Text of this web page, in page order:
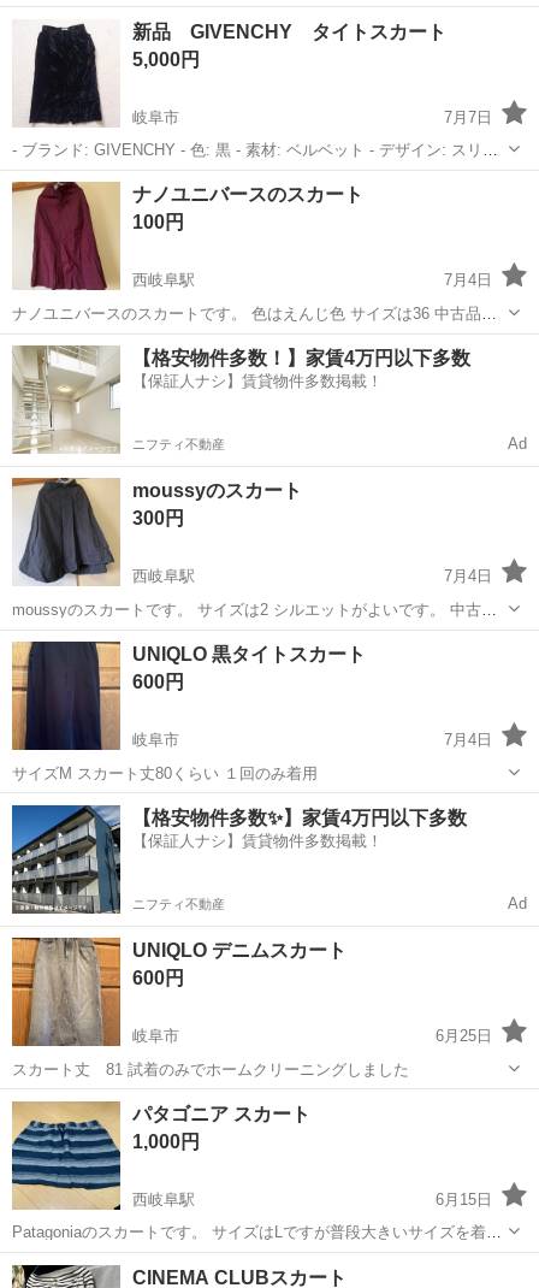
色んな種類の部品を製造している工場です。 お仕事内容は梱包と運搬
作業です。 ・梱包では製品を紙やプラスチックで包んだり、箱に詰め
たりする作業をします。 ・運...
岐阜市 その他
新品 GIVENCHY タイトスカート
5,000円
岐阜市
7月7日
- ブランド: GIVENCHY - 色: 黒 - 素材: ベルベット - デザイン: スリッ
ト入り - スタイル: タイトスカート -ポケット 両側あり
岐阜 岐阜市
ナノユニバースのスカート
100円
西岐阜駅
7月4日
ナノユニバースのスカートです。 色はえんじ色 サイズは36 中古品で
すが まだまだ着れます よろしくお願いします。
岐阜 岐阜市 西岐阜駅 スカート えんじ色
【格安物件多数！】家賃4万円以下多数
【保証人ナシ】賃貸物件多数掲載！
ニフティ不動産 Ad
moussyのスカート
300円
西岐阜駅
7月4日
moussyのスカートです。 サイズは2 シルエットがよいです。 中古品
ですが まだまだ着れます よろしくお願いします。
岐阜 岐阜市 西岐阜駅 スカート
UNIQLO 黒タイトスカート
600円
岐阜市
7月4日
サイズM スカート丈80くらい １回のみ着用
岐阜 岐阜市 スカート タイトスカート
【格安物件多数✨】家賃4万円以下多数
【保証人ナシ】賃貸物件多数掲載！
ニフティ不動産 Ad
UNIQLO デニムスカート
600円
岐阜市
6月25日
スカート丈 81 試着のみでホームクリーニングしました
岐阜 岐阜市 スカート UNIQLO
パタゴニア スカート
1,000円
西岐阜駅
6月15日
Patagoniaのスカートです。 サイズはLですが普段大きいサイズを着て
いる私でも入りました。
岐阜 岐阜市
CINEMA CLUBスカート